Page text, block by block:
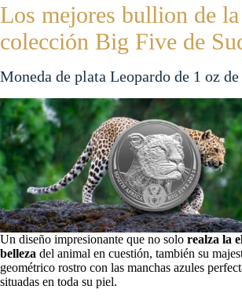
Los mejores bullion de la
colección Big Five de
Moneda de plata Leopardo de 1 oz
Un diseño impresionante que no solo realza la
belleza del animal en cuestión, también su
geométrico rostro con las manchas azules
situadas en toda su piel.